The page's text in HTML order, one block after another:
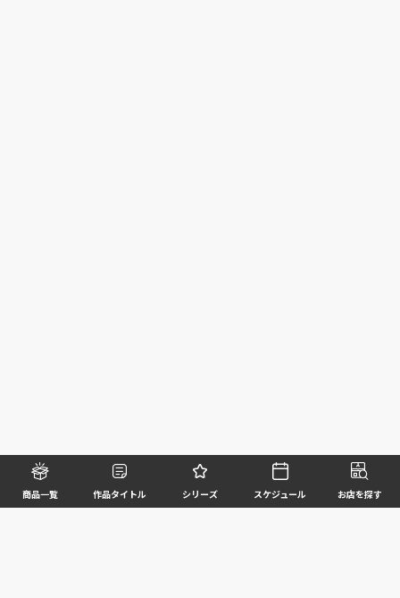
商品一覧 作品タイトル シリーズ スケジュール お店を探す